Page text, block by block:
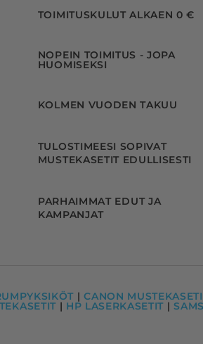
TOIMITUSKULUT ALKAEN 0 €
NOPEIN TOIMITUS - JOPA
HUOMISEKSI
KOLMEN VUODEN TAKUU
TULOSTIMEESI SOPIVAT
MUSTEKASETIT EDULLISESTI
PARHAIMMAT EDUT JA
KAMPANJAT
|CANON
| HP LASERKASETIT |